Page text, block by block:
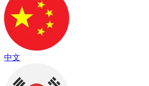
中文